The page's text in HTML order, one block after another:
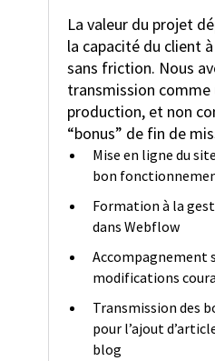
La valeur du projet
la capacité du client
sans friction. Nous
transmission comme
production, et non
“bonus” de fin de
Mise en ligne du
bon
Formation à la
dans Webflow
Accompagnement
modifications
Transmission des
pour l’ajout
blog